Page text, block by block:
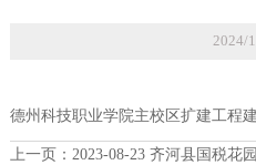
2024/
德州科技职业学院主校区扩建工程
上一页：
2023-08-23 齐河县